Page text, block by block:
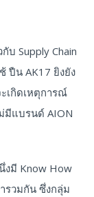
บ Supply Chain
ปืน AK17 ยิงยัง
เกิดเหตุการณ์
มีแบรนด์ AION
มี Know How
รวมกัน ซึ่งกลุ่ม